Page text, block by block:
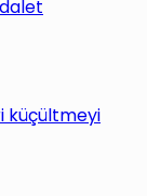
küçültmeyi